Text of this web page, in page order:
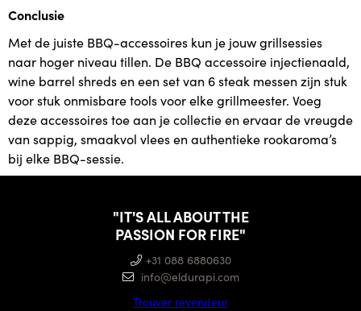
Conclusie
Met de juiste BBQ-accessoires kun je jouw grillsessies
naar hoger niveau tillen. De BBQ accessoire injectienaald,
wine barrel shreds en een set van 6 steak messen zijn stuk
voor stuk onmisbare tools voor elke grillmeester. Voeg
deze accessoires toe aan je collectie en ervaar de vreugde
van sappig, smaakvol vlees en authentieke rookaroma’s
bij elke BBQ-sessie.
"IT'S ALL ABOUT THE
PASSION FOR FIRE"
+31 088 6880630
info@eldurapi.com
Trouver revendeur